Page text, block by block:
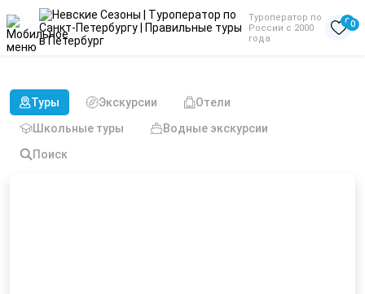
Туроператор по
России с 2000
года
00
Туры Экскурсии
Отели
Школьные туры
Водные экскурсии
Поиск